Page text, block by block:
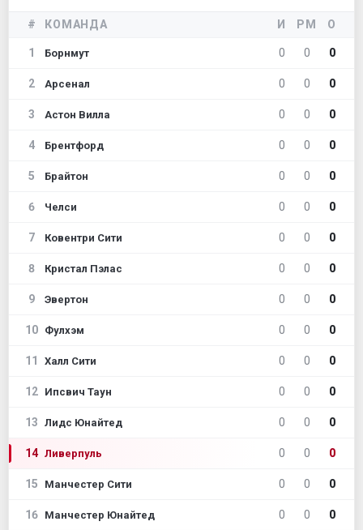
# КОМАНДА И РМ О
1 Борнмут 0 0 0
2 Арсенал 0 0 0
3 Астон Вилла 0 0 0
4 Брентфорд 0 0 0
5 Брайтон 0 0 0
6 Челси 0 0 0
7 Ковентри Сити 0 0 0
8 Кристал Пэлас 0 0 0
9 Эвертон 0 0 0
10 Фулхэм 0 0 0
11 Халл Сити 0 0 0
12 Ипсвич Таун 0 0 0
13 Лидс Юнайтед 0 0 0
14 Ливерпуль 0 0 0
15 Манчестер Сити 0 0 0
16 Манчестер Юнайтед 0 0 0